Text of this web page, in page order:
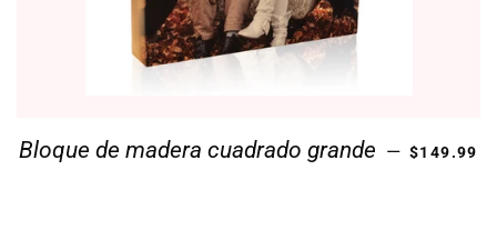
Bloque de madera cuadrado grande — PRECIO
$149.99